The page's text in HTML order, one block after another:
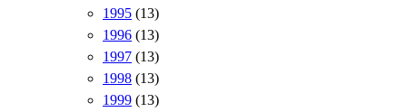
1995 (13)
1996 (13)
1997 (13)
1998 (13)
1999 (13)